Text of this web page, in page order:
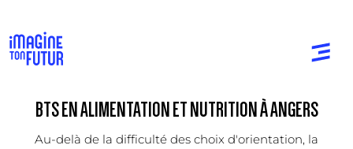
BTS EN ALIMENTATION ET NUTRITION À ANGERS
Au-delà de la difficulté des choix d'orientation, la